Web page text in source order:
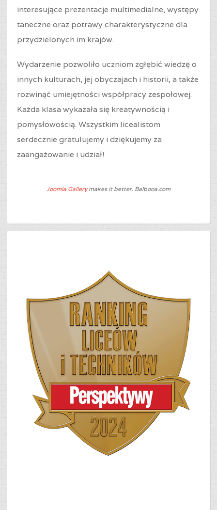
interesujące prezentacje multimedialne, występy
taneczne oraz potrawy charakterystyczne dla
przydzielonych im krajów.
Wydarzenie pozwoliło uczniom zgłębić wiedzę o
innych kulturach, jej obyczajach i historii, a także
rozwinąć umiejętności współpracy zespołowej.
Każda klasa wykazała się kreatywnością i
pomysłowością. Wszystkim licealistom
serdecznie gratulujemy i dziękujemy za
zaangażowanie i udział!
Joomla Gallerymakes it better. Balbooa.com